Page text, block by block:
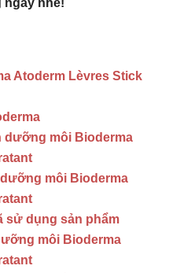
ngay nhé!
Atoderm Lèvres Stick
dưỡng môi Bioderma
môi Bioderma
sử dụng sản phẩm
môi Bioderma